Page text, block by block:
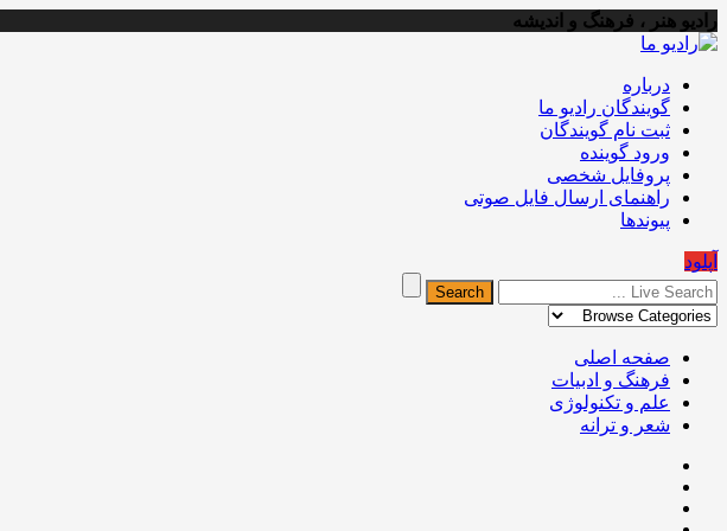
رادیو هنر ، فرهنگ و اندیشه
درباره
گویندگان رادیو ما
ثبت نام گویندگان
ورود گوینده
پروفایل شخصی
راهنمای ارسال فایل صوتی
پیوندها
آپلود
صفحه اصلی
فرهنگ و ادبیات
علم و تکنولوژی
شعر و ترانه